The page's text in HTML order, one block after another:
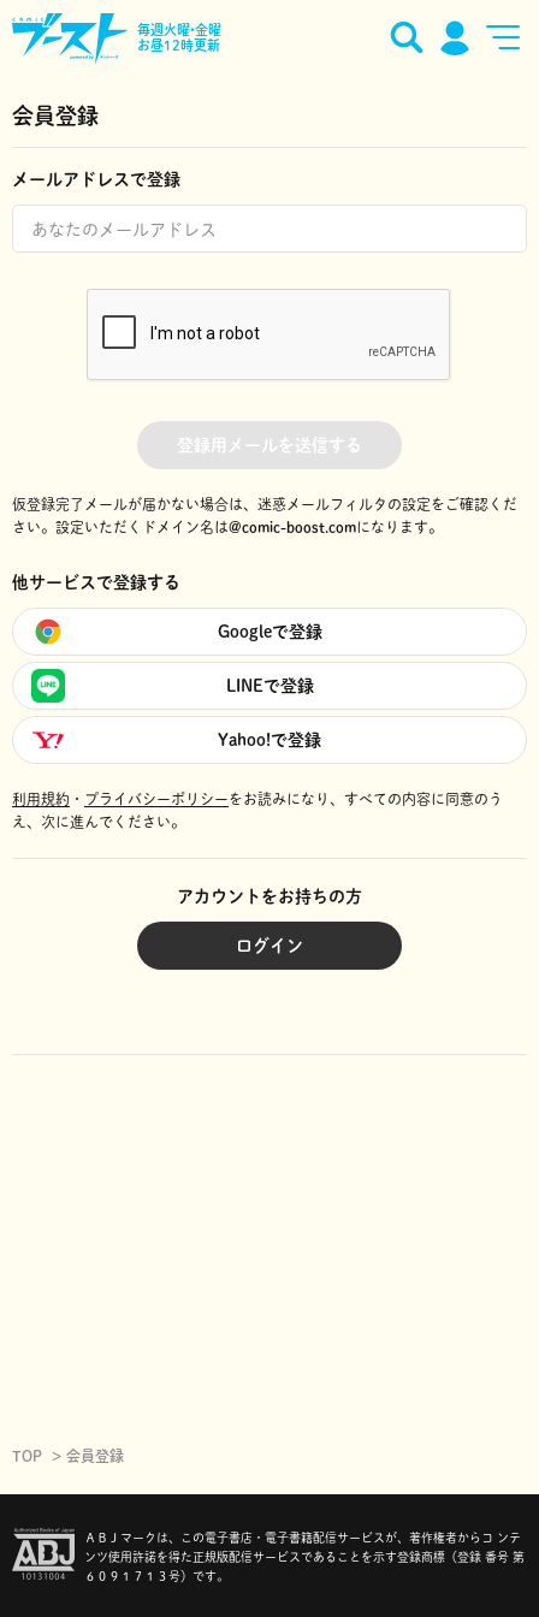
毎週火曜•金曜
お昼12時更新
会員登録
メールアドレスで登録
登録用メールを送信する
仮登録完了メールが届かない場合は、迷惑メールフィルタの設定をご確認くだ
さい。 設定いただくドメイン名は@comic-boost.comになります。
他サービスで登録する
Googleで登録
LINEで登録
Yahoo!で登録
利用規約 ・ プライバシーポリシーをお読みになり、 すべての内容に同意のう
え、次に進んでください。
アカウントをお持ちの方
ログイン
TOP 会員登録
ＡＢＪマークは、この電子書店・電子書籍配信サービスが、著作権者からコ ンテ
ンツ使用許諾を得た正規版配信サービスであることを示す登録商標（登録 番号 第
６０９１７１３号）です。